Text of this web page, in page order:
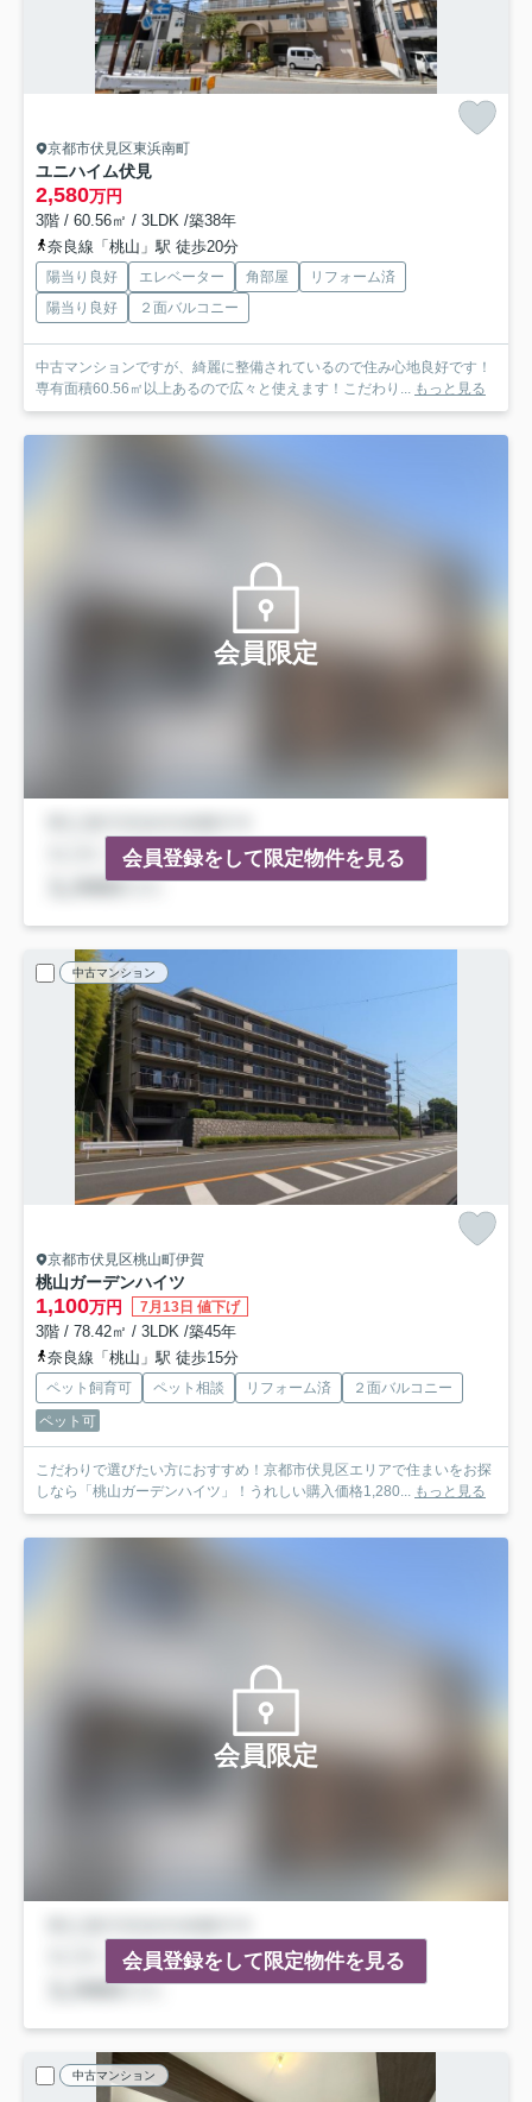
京都市伏見区東浜南町
ユニハイム伏見
2,580万円
3階 / 60.56㎡ / 3LDK /築38年
奈良線「桃山」駅 徒歩20分
陽当り良好 エレベーター 角部屋
リフォーム済
陽当り良好
２面バルコニー
中古マンションですが、綺麗に整備されているので住み心地良好です！
専有面積60.56㎡以上あるので広々と使えます！こだわり... もっと見る
会員限定
会員登録をして限定物件を見る
中古マンション
京都市伏見区桃山町伊賀
桃山ガーデンハイツ
1,100万円 7月13日 値下げ
3階 / 78.42㎡ / 3LDK /築45年
奈良線「桃山」駅 徒歩15分
ペット飼育可 ペット相談 リフォーム済
２面バルコニー
ペット可
こだわりで選びたい方におすすめ！京都市伏見区エリアで住まいをお探
しなら「桃山ガーデンハイツ」！うれしい購入価格1,280... もっと見る
会員限定
会員登録をして限定物件を見る
中古マンション